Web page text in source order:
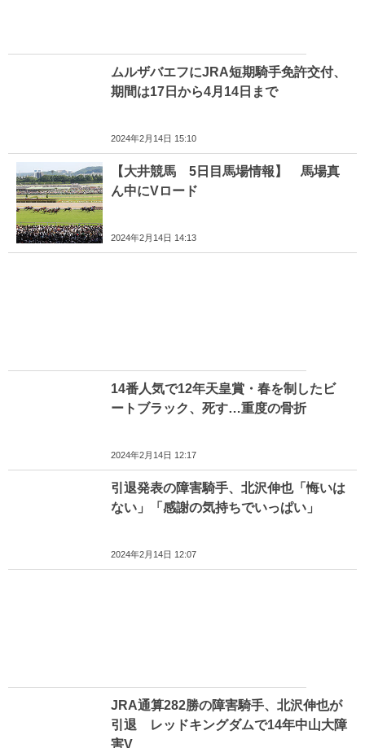
ムルザバエフにJRA短期騎手免許交付、
期間は17日から4月14日まで
2024年2月14日 15:10
【大井競馬 5日目馬場情報】 馬場真
ん中にVロード
2024年2月14日 14:13
14番人気で12年天皇賞・春を制したビ
ートブラック、死す…重度の骨折
2024年2月14日 12:17
引退発表の障害騎手、北沢伸也「悔いは
ない」「感謝の気持ちでいっぱい」
2024年2月14日 12:07
JRA通算282勝の障害騎手、北沢伸也が
引退 レッドキングダムで14年中山大障
害V